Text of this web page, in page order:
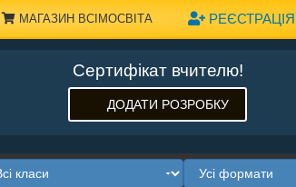
РЕЄСТРАЦІЯ
МАГАЗИН ВСІМОСВІТА
Сертифікат вчителю!
ДОДАТИ РОЗРОБКУ